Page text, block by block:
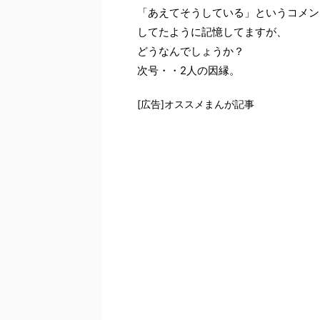
「あえてそうしている」というコメ
してたように記憶してますが、
どうなんでしょうか？
次号・・2人の因縁。
[広告]オススメまんが記事